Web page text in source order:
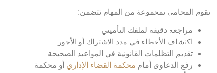
المحامي بمجموعة من المهام تتضمن:
مراجعة دقيقة لملفك التأميني
اكتشاف الأخطاء في مدد الاشتراك أو الأجور
تقديم التظلمات القانونية في المواعيد الصحيحة
رفع الدعاوى أمام محكمة القضاء الإداريأو محكمة